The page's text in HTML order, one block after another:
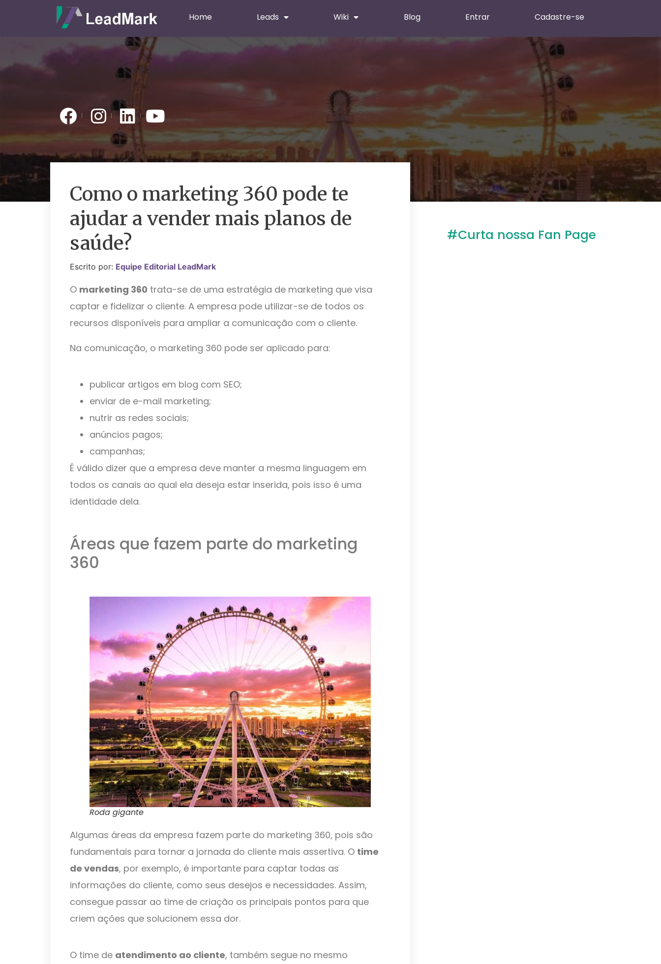
Home Leads Wiki Blog Entrar Cadastre-se
Como o marketing 360 pode te
ajudar a vender mais planos de
saúde?
Escrito por: Equipe Editorial LeadMark
O marketing 360 trata-se de uma estratégia de marketing que visa
captar e fidelizar o cliente. A empresa pode utilizar-se de todos os
recursos disponíveis para ampliar a comunicação com o cliente.
Na comunicação, o marketing 360 pode ser aplicado para:
publicar artigos em blog com SEO;
enviar de e-mail marketing;
nutrir as redes sociais;
anúncios pagos;
campanhas;
É válido dizer que a empresa deve manter a mesma linguagem em
todos os canais ao qual ela deseja estar inserida, pois isso é uma
identidade dela.
Áreas que fazem parte do marketing
360
Roda gigante
Algumas áreas da empresa fazem parte do marketing 360, pois são
fundamentais para tornar a jornada do cliente mais assertiva. O time
de vendas, por exemplo, é importante para captar todas as
informações do cliente, como seus desejos e necessidades. Assim,
consegue passar ao time de criação os principais pontos para que
criem ações que solucionem essa dor.
O time de atendimento ao cliente, também segue no mesmo
#Curta nossa Fan Page